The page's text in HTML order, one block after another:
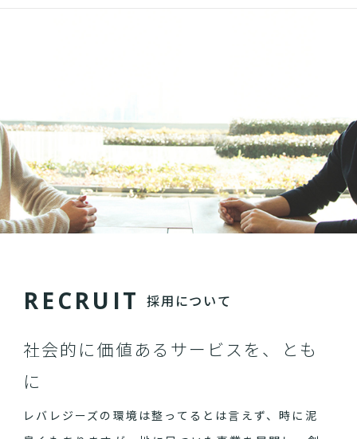
RECRU IT 採用について
社会的に価値あるサービスを、とも
に
レバレジーズの環境は整ってるとは言えず、時に泥